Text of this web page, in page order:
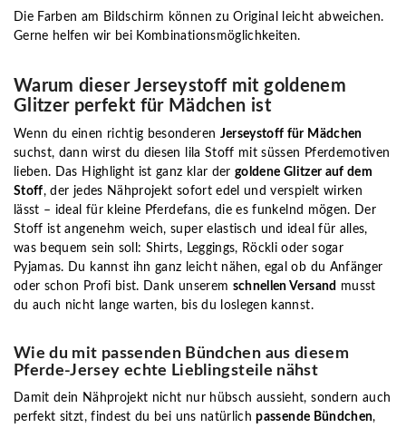
Die Farben am Bildschirm können zu Original leicht abweichen.
Gerne helfen wir bei Kombinationsmöglichkeiten.
Warum dieser Jerseystoff mit goldenem
Glitzer perfekt für Mädchen ist
Wenn du einen richtig besonderen Jerseystoff für Mädchen
suchst, dann wirst du diesen lila Stoff mit süssen Pferdemotiven
lieben. Das Highlight ist ganz klar dergoldene Glitzer auf dem
Stoff, der jedes Nähprojekt sofort edel und verspielt wirken
lässt – ideal für kleine Pferdefans, die es funkelnd mögen. Der
Stoff ist angenehm weich, super elastisch und ideal für alles,
was bequem sein soll: Shirts, Leggings, Röckli oder sogar
Pyjamas. Du kannst ihn ganz leicht nähen, egal ob du Anfänger
oder schon Profi bist. Dank unserem schnellen Versand musst
du auch nicht lange warten, bis du loslegen kannst.
Wie du mit passenden Bündchen aus diesem
Pferde-Jersey echte Lieblingsteile nähst
Damit dein Nähprojekt nicht nur hübsch aussieht, sondern auch
perfekt sitzt, findest du bei uns natürlichpassende Bündchen,